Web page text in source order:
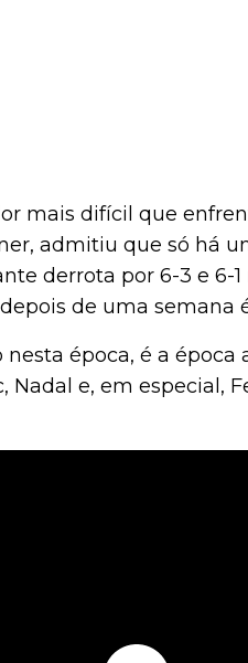
mais difícil que
admitiu que só há
derrota por 6-3 e 6-1
de uma semana
nesta época, é a
e, em especial,